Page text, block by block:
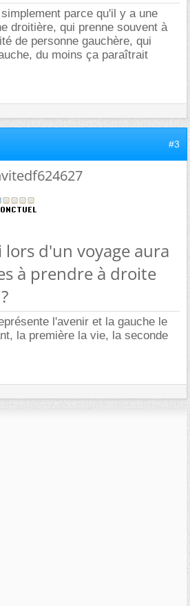
parce qu'il y a une
droitière, qui prenne souvent à
de personne gauchère, qui
du moins ça paraîtrait
#3
lors d'un voyage aura
à prendre à droite
l'avenir et la gauche le
la première la vie, la seconde